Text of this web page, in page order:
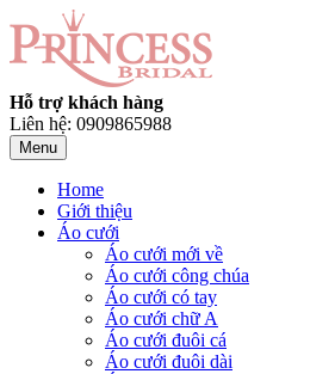
Hỗ trợ khách hàng
Liên hệ: 0909865988
Menu
Home
Giới thiệu
Áo cưới
Áo cưới mới về
Áo cưới công chúa
Áo cưới có tay
Áo cưới chữ A
Áo cưới đuôi cá
Áo cưới đuôi dài